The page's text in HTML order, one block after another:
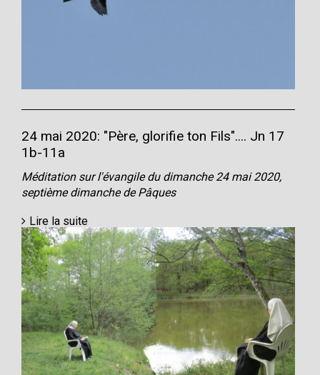
24 mai 2020: "Père, glorifie ton Fils".... Jn 17
1b-11a
Méditation sur l'évangile du dimanche 24 mai 2020,
septième dimanche de Pâques
Lire la suite